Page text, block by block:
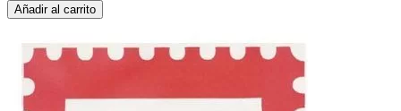
Añadir al carrito